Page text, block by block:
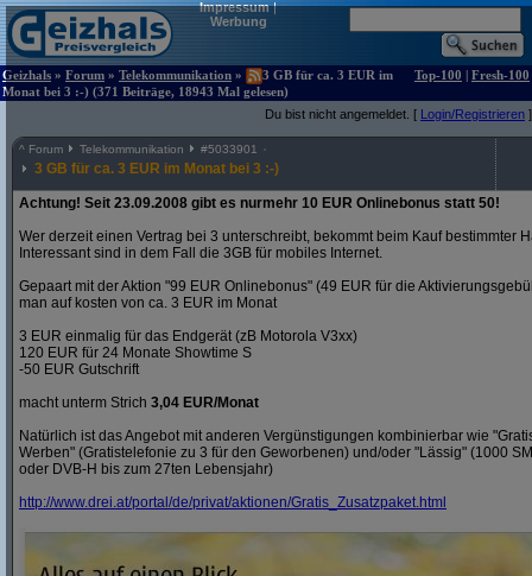
Impressum|
Werbung
Geizhals » Forum » Telekommunikation »
3 GB für ca. 3 EUR im
Monat bei 3 :-) (371 Beiträge, 18943 Mal gelesen)
Top-100 | Fresh-100
Du bist nicht angemeldet. [ Login/Registrieren ]
^ Forum Telekommunikation #5033901
3 GB für ca. 3 EUR im Monat bei 3 :-)
Achtung! Seit 23.09.2008 gibt es nurmehr 10 EUR Onlinebonus statt 50!
Wer derzeit einen Vertrag bei 3 unterschreibt, bekommt beim Kauf bestimmter
Interessant sind in dem Fall die 3GB für mobiles Internet.
Gepaart mit der Aktion "99 EUR Onlinebonus" (49 EUR für die
man auf kosten von ca. 3 EUR im Monat
3 EUR einmalig für das Endgerät (zB Motorola V3xx)
120 EUR für 24 Monate Showtime S
-50 EUR Gutschrift
macht unterm Strich 3,04 EUR/Monat
Natürlich ist das Angebot mit anderen Vergünstigungen kombinierbar wie
Werben" (Gratistelefonie zu 3 für den Geworbenen) und/oder "Lässig" (1000
oder DVB-H bis zum 27ten Lebensjahr)
http://www.drei.at/portal/de/privat/aktionen/Gratis_Zusatzpaket.html